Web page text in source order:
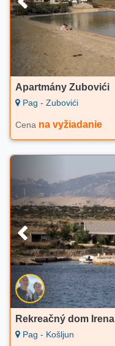
Apartmány Zubovići
Pag - Zubovići
Cena na vyžiadanie
Rekreačný dom Irena
Pag - Košljun